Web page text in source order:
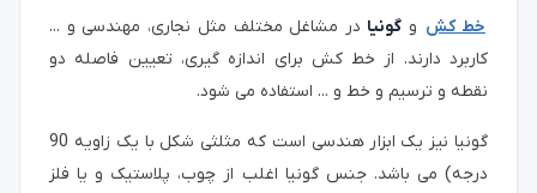
خط کش وگونیا در مشاغل مختلف مثل نجاری، مهندسی و ...
کاربرد دارند. از خط کش برای اندازه گیری، تعیین فاصله دو
نقطه و ترسیم و خط و ... استفاده می شود.
گونیا نیز یک ابزار هندسی است که مثلثی شکل با یک زاویه 90
درجه) می باشد. جنس گونیا اغلب از چوب، پلاستیک و یا فلز